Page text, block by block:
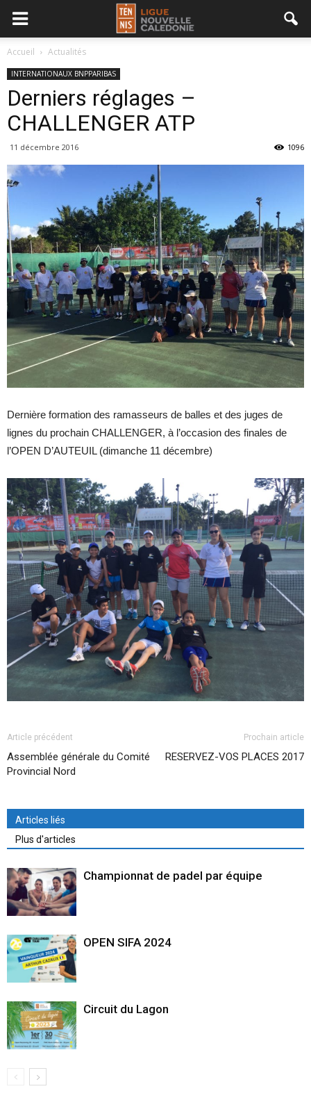
Accueil Actualités
INTERNATIONAUX BNPPARIBAS
Derniers réglages –
CHALLENGER ATP
11 décembre 2016 1096
Dernière formation des ramasseurs de balles et des juges de
lignes du prochain CHALLENGER, à l’occasion des finales de
l’OPEN D’AUTEUIL (dimanche 11 décembre)
Article précédent
Assemblée générale du Comité
Provincial Nord
Prochain article
RESERVEZ-VOS PLACES 2017
Articles liés
Plus d'articles
Championnat de padel par équipe
OPEN SIFA 2024
Circuit du Lagon